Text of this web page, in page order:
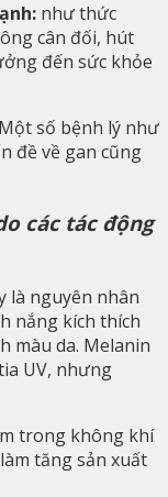
nhưthức
cân đối, hút
đến sức khỏe
Một số bệnh lý như
đề về gan cũng
các tác động
là nguyên nhân
nắng kích thích
màu da. Melanin
UV, nhưng
trong không khí
tăng sản xuất